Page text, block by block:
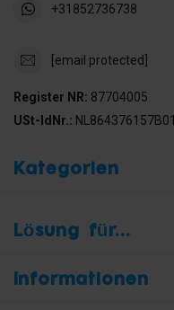
+31852736738
[email protected]
Register NR: 87704005
USt-IdNr.: NL864376157B01
Kategorien
Lösung für...
Informationen